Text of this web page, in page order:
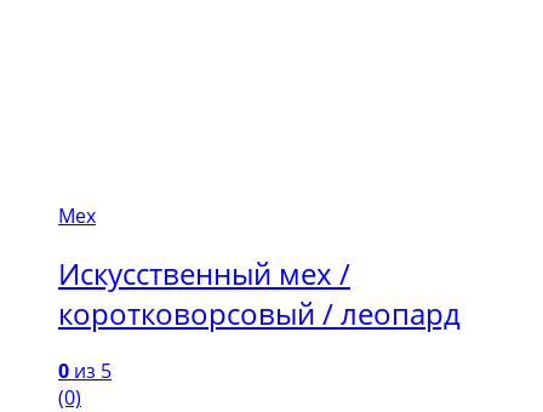
Мех
Искусственный мех /
коротковорсовый / леопард
0 из 5
(0)